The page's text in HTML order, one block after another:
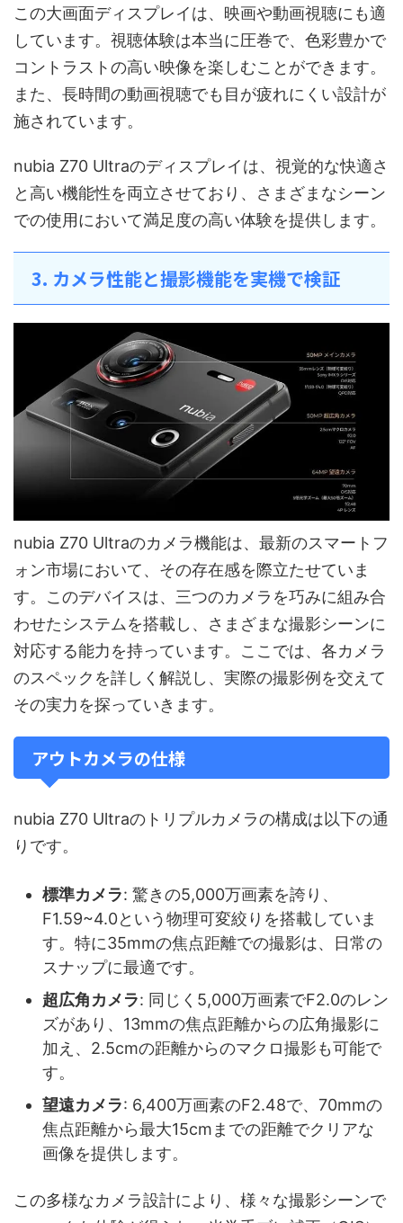
この大画面ディスプレイは、映画や動画視聴にも適
しています。視聴体験は本当に圧巻で、色彩豊かで
コントラストの高い映像を楽しむことができます。
また、長時間の動画視聴でも目が疲れにくい設計が
施されています。
nubia Z70 Ultraのディスプレイは、視覚的な快適さ
と高い機能性を両立させており、さまざまなシーン
での使用において満足度の高い体験を提供します。
3. カメラ性能と撮影機能を実機で検証
nubia Z70 Ultraのカメラ機能は、最新のスマートフ
ォン市場において、その存在感を際立たせていま
す。このデバイスは、三つのカメラを巧みに組み合
わせたシステムを搭載し、さまざまな撮影シーンに
対応する能力を持っています。ここでは、各カメラ
のスペックを詳しく解説し、実際の撮影例を交えて
その実力を探っていきます。
アウトカメラの仕様
nubia Z70 Ultraのトリプルカメラの構成は以下の通
りです。
標準カメラ: 驚きの5,000万画素を誇り、
F1.59~4.0という物理可変絞りを搭載していま
す。特に35mmの焦点距離での撮影は、日常の
スナップに最適です。
超広角カメラ: 同じく5,000万画素でF2.0のレン
ズがあり、13mmの焦点距離からの広角撮影に
加え、2.5cmの距離からのマクロ撮影も可能で
す。
望遠カメラ: 6,400万画素のF2.48で、70mmの
焦点距離から最大15cmまでの距離でクリアな
画像を提供します。
この多様なカメラ設計により、様々な撮影シーンで